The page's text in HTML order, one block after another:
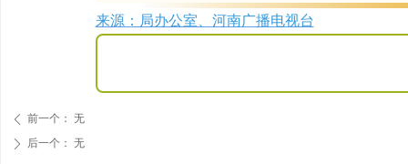
来源：局办公室、河南广播电视台
ꄴ 前一个： 无
ꄲ 后一个： 无